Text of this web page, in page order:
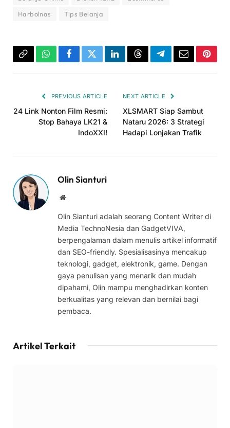
Harbolnas
Tips Belanja
Copy WhatsAppFacebookTwitterLinkedInThreadsTelegramEmail
PREVIOUS ARTICLE
24 Link Nonton Film Resmi:
Stop Bahaya LK21 &
IndoXXI!
NEXT ARTICLE
XLSMART Siap Sambut
Nataru 2026: 3 Strategi
Hadapi Lonjakan Trafik
Olin Sianturi
Website
Olin Sianturi adalah seorang Content Writer di
Media TechnoNesia dan GadgetVIVA,
berpengalaman dalam menulis artikel informatif
dan SEO-friendly. Spesialisasinya mencakup
teknologi, gadget, elektronik, game. Dengan
gaya penulisan yang menarik dan mudah
dipahami, Olin mampu menghadirkan konten
berkualitas yang relevan dan bernilai bagi
pembaca.
Artikel Terkait